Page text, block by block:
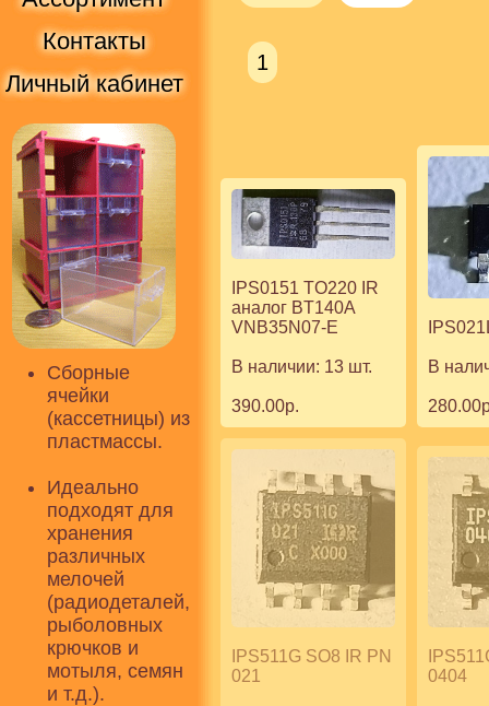
Контакты
Личный кабинет
Сборные
ячейки
(кассетницы) из
пластмассы.
Идеально
подходят для
хранения
различных
мелочей
(радиодеталей,
рыболовных
крючков и
мотыля, семян
и т.д.).
1
IPS0151 TO220 IR
аналог BT140A
VNB35N07-E
В наличии: 13 шт.
390.00р.
В
IPS511G SO8 IR PN
021
0404